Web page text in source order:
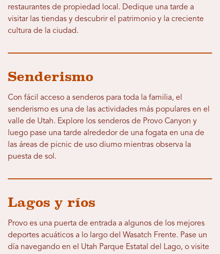
restaurantes de propiedad local. Dedique una tarde a
visitar las tiendas y descubrir el patrimonio y la creciente
cultura de la ciudad.
Senderismo
Con fácil acceso a senderos para toda la familia, el
senderismo es una de las actividades más populares en el
valle de Utah. Explore los senderos de Provo Canyon y
luego pase una tarde alrededor de una fogata en una de
las áreas de picnic de uso diurno mientras observa la
puesta de sol.
Lagos y ríos
Provo es una puerta de entrada a algunos de los mejores
deportes acuáticos a lo largo del Wasatch Frente. Pase un
día navegando en el Utah Parque Estatal del Lago, o visite